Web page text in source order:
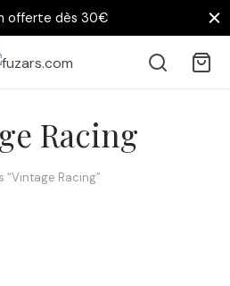
offerte dès 30€
Racing
“Vintage Racing”